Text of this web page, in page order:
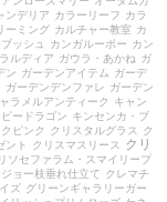
ンデリア カラーリーフ カラ
ーミング カルチャー教室 カ
ッシュ カンガルーポー カン
ルディア ガウラ・あかね ガ
ン ガーデンアイテム ガーデ
ガーデンデンファレ ガーデン
ラメルアンティーク
キャン
ードラゴン キンセンカ・ブ
ピンク クリスタルグラス
ク
ント クリスマスリース
クリ
ソセファラム・スマイリープ
ョー枝垂れ仕立て クレマチ
ズ グリーンギャラリーガー